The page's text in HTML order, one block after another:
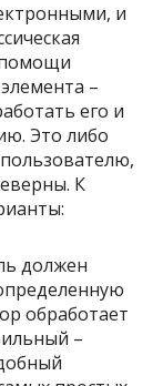
и
помощи
–
его и
Это либо
К
должен
обработает
–